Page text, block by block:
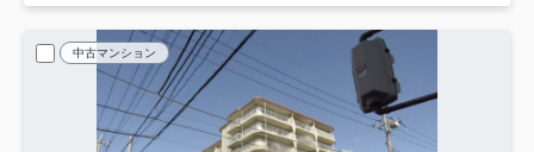
中古マンション